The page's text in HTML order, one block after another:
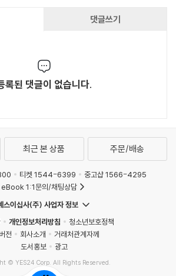
댓글쓰기
록된 댓글이 없습니다.
최근 본 상품 주문/배송
티켓 1544-6399
중고샵 1566-4295
eBook 1:1문의/채팅상담
스이십사(주) 사업자 정보
개인정보처리방침
청소년보호정책
전
회사소개
거래처관계자께
도서홍보
광고
© YES24 Corp. All Rights Reserved.